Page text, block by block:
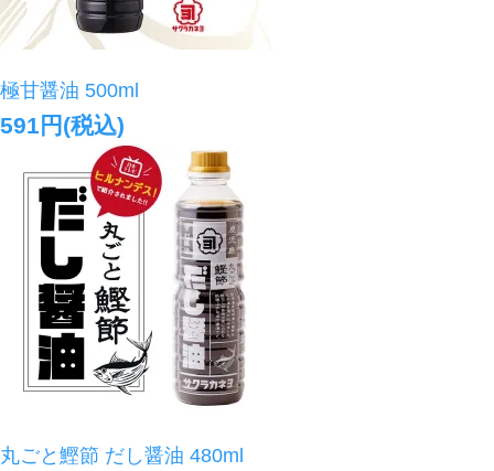
極甘醤油 500ml
591円(税込)
丸ごと鰹節 だし醤油 480ml